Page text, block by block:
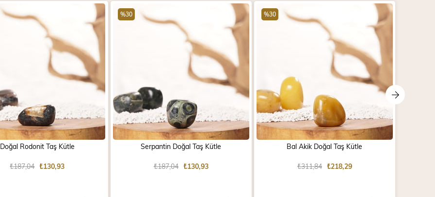
Doğal Rodonit Taş Kütle
₺130,93
₺187,04
Serpantin Doğal Taş Kütle
₺130,93
₺187,04
%30
Bal Akik Doğal Taş Kütle
₺218,29
₺311,84
%30